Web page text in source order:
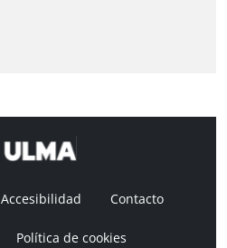
Accesibilidad Contacto
Política de cookies